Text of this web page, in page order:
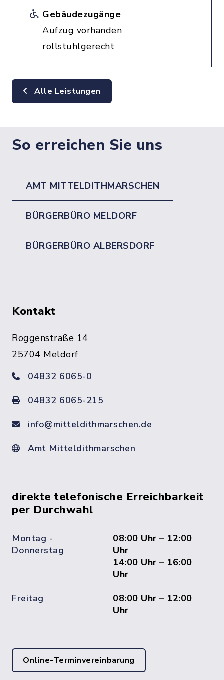
Gebäudezugänge
Aufzug vorhanden
rollstuhlgerecht
Alle Leistungen
So erreichen Sie uns
AMT MITTELDITHMARSCHEN
BÜRGERBÜRO MELDORF
BÜRGERBÜRO ALBERSDORF
Kontakt
Roggenstraße 14
25704 Meldorf
04832 6065-0
04832 6065-215
info@mitteldithmarschen.de
Amt Mitteldithmarschen
direkte telefonische Erreichbarkeit
per Durchwahl
Montag -
Donnerstag
08:00 Uhr – 12:00
Uhr
14:00 Uhr – 16:00
Uhr
Freitag
08:00 Uhr – 12:00
Uhr
Online-Terminvereinbarung